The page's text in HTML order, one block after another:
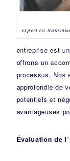
expert en
entreprise est
offrons un
processus. Nos
approfondie de
potentiels et
avantageuses
Évaluation de